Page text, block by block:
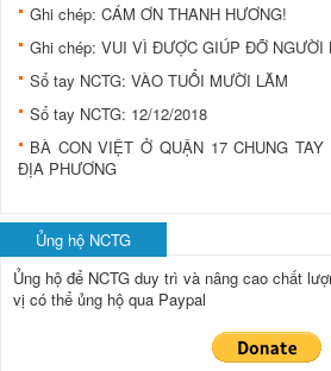
Ghi chép: CÁM ƠN THANH HƯƠNG!
Ghi chép: VUI VÌ ĐƯỢC GIÚP ĐỠ NGƯỜI
Sổ tay NCTG: VÀO TUỔI MƯỜI LĂM
Sổ tay NCTG: 12/12/2018
BÀ CON VIỆT Ở QUẬN 17 CHUNG
ĐỊA PHƯƠNG
Ủng hộ NCTG
Ủng hộ để NCTG duy trì và nâng cao chất
vị có thể ủng hộ qua Paypal